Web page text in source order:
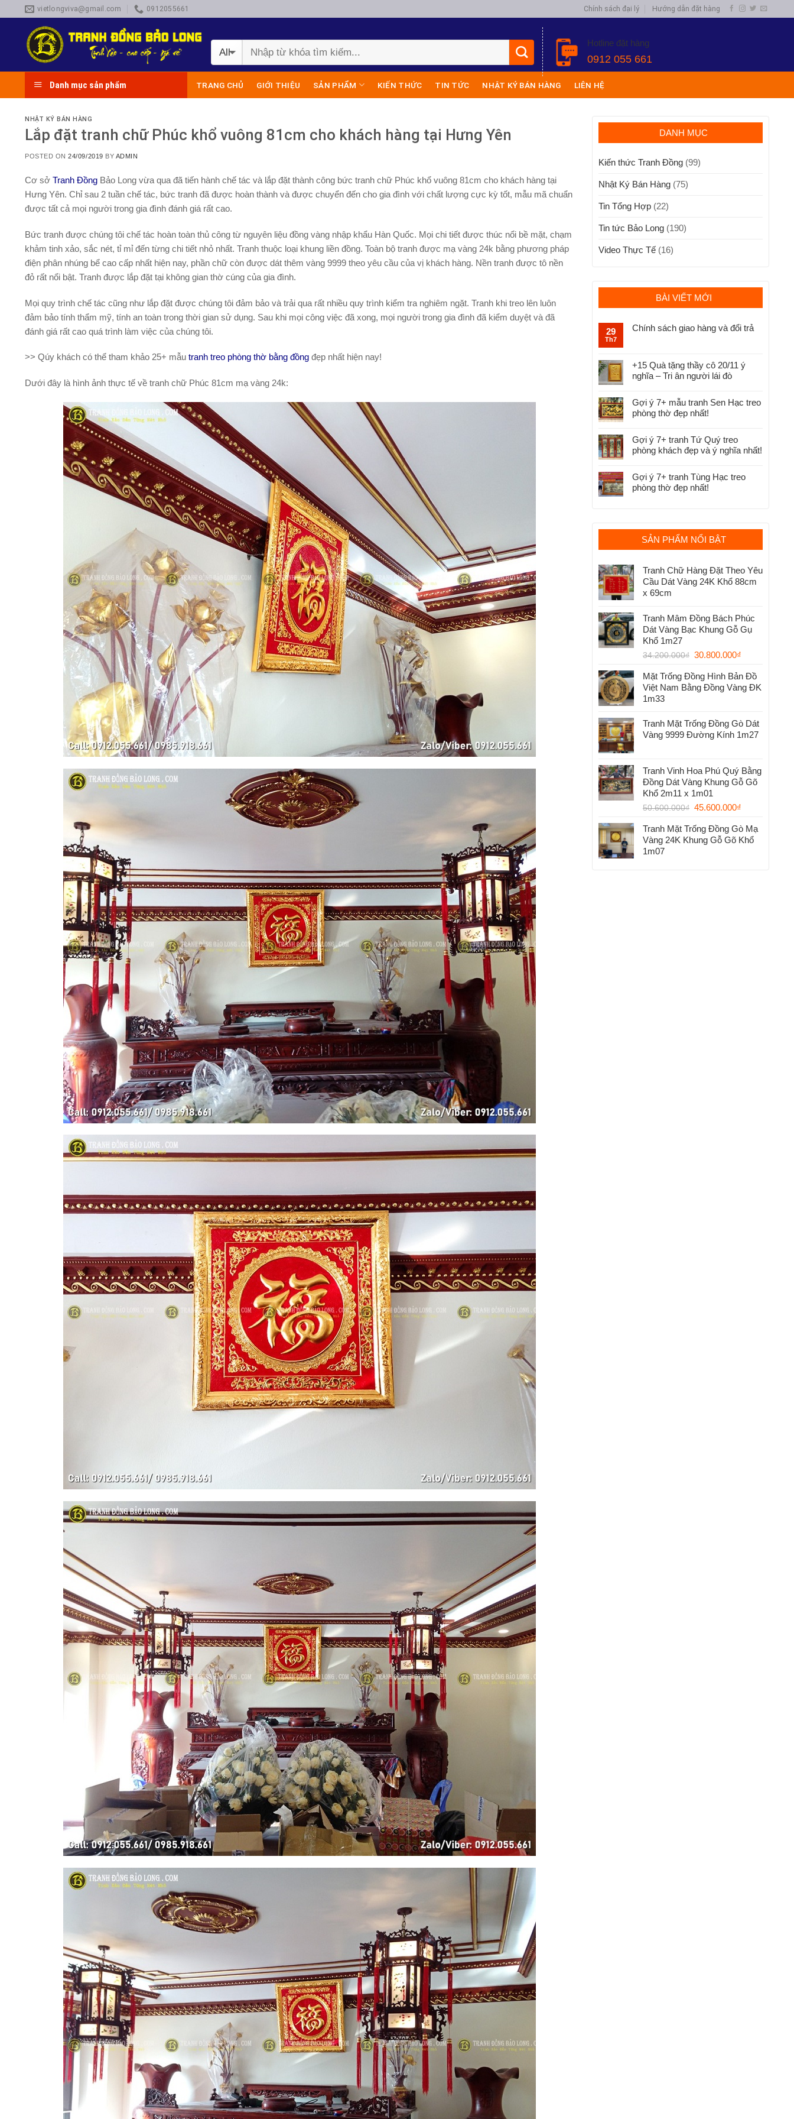
to
vietlongviva@gmail.com 0912055661 Chính sách đại lý Hướng dẫn đặt hàng
Hotline đặt hàng
0912 055 661
Danh mục sản phẩm TRANG CHỦ GIỚI THIỆU SẢN PHẨM KIẾN THỨC TIN TỨC NHẬT KÝ BÁN HÀNG LIÊN HỆ
NHẬT KÝ BÁN HÀNG
Lắp đặt tranh chữ Phúc khổ vuông 81cm cho khách hàng tại Hưng Yên
POSTED ON24/09/2019 BY ADMIN
Cơ sở Tranh Đồng Bảo Long vừa qua đã tiến hành chế tác và lắp đặt thành công bức tranh chữ Phúc khổ vuông 81cm cho khách hàng tại
Hưng Yên. Chỉ sau 2 tuần chế tác, bức tranh đã được hoàn thành và được chuyển đến cho gia đình với chất lượng cực kỳ tốt, mẫu mã chuẩn
được tất cả mọi người trong gia đình đánh giá rất cao.
Bức tranh được chúng tôi chế tác hoàn toàn thủ công từ nguyên liệu đồng vàng nhập khẩu Hàn Quốc. Mọi chi tiết được thúc nổi bề mặt, chạm
khảm tinh xảo, sắc nét, tỉ mỉ đến từng chi tiết nhỏ nhất. Tranh thuộc loại khung liền đồng. Toàn bộ tranh được mạ vàng 24k bằng phương pháp
điện phân nhúng bể cao cấp nhất hiện nay, phần chữ còn được dát thêm vàng 9999 theo yêu cầu của vị khách hàng. Nền tranh được tô nền
đỏ rất nổi bật. Tranh được lắp đặt tại không gian thờ cúng của gia đình.
Mọi quy trình chế tác cũng như lắp đặt được chúng tôi đảm bảo và trải qua rất nhiều quy trình kiểm tra nghiêm ngặt. Tranh khi treo lên luôn
đảm bảo tính thẩm mỹ, tính an toàn trong thời gian sử dụng. Sau khi mọi công việc đã xong, mọi người trong gia đình đã kiểm duyệt và đã
đánh giá rất cao quá trình làm việc của chúng tôi.
>> Qúy khách có thể tham khảo 25+ mẫu tranh treo phòng thờ bằng đồng đẹp nhất hiện nay!
Dưới đây là hình ảnh thực tế về tranh chữ Phúc 81cm mạ vàng 24k:
DANH MỤC
Kiến thức Tranh Đồng (99)
Nhật Ký Bán Hàng (75)
Tin Tổng Hợp (22)
Tin tức Bảo Long (190)
Video Thực Tế (16)
BÀI VIẾT MỚI
29
Th7
Chính sách giao hàng và đổi trả
+15 Quà tặng thầy cô 20/11 ý
nghĩa – Tri ân người lái đò
Gợi ý 7+ mẫu tranh Sen Hạc treo
phòng thờ đẹp nhất!
Gợi ý 7+ tranh Tứ Quý treo
phòng khách đẹp và ý nghĩa nhất!
Gợi ý 7+ tranh Tùng Hạc treo
phòng thờ đẹp nhất!
SẢN PHẨM NỔI BẬT
Tranh Chữ Hàng Đặt Theo Yêu
Cầu Dát Vàng 24K Khổ 88cm
x 69cm
Tranh Mâm Đồng Bách Phúc
Dát Vàng Bạc Khung Gỗ Gụ
Khổ 1m27
34.200.000₫ 30.800.000₫
Mặt Trống Đồng Hình Bản Đồ
Việt Nam Bằng Đồng Vàng ĐK
1m33
Tranh Mặt Trống Đồng Gò Dát
Vàng 9999 Đường Kính 1m27
Tranh Vinh Hoa Phú Quý Bằng
Đồng Dát Vàng Khung Gỗ Gõ
Khổ 2m11 x 1m01
50.600.000₫ 45.600.000₫
Tranh Mặt Trống Đồng Gò Mạ
Vàng 24K Khung Gỗ Gõ Khổ
1m07